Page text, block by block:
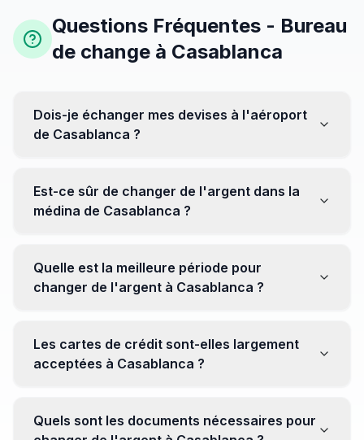
Questions Fréquentes - Bureau
de change à Casablanca
Dois-je échanger mes devises à l'aéroport
de Casablanca ?
être moins avantageux. Orientez-vous plutôt vers les
bureaux de change en ville pour obtenir de meilleurs
Est-ce sûr de changer de l'argent dans la
médina de Casablanca ?
établissements réputés pour éviter les surprises.
Quelle est la meilleure période pour
changer de l'argent à Casablanca ?
soyez attentif aux fluctuations pour maximiser la valeur
de vos devises.
Les cartes de crédit sont-elles largement
acceptées à Casablanca ?
Cependant, avoir un peu de monnaie locale peut être
Quels sont les documents nécessaires pour